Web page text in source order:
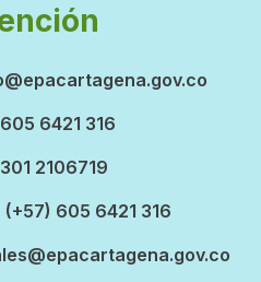
6421 316
2106719
605 6421 316